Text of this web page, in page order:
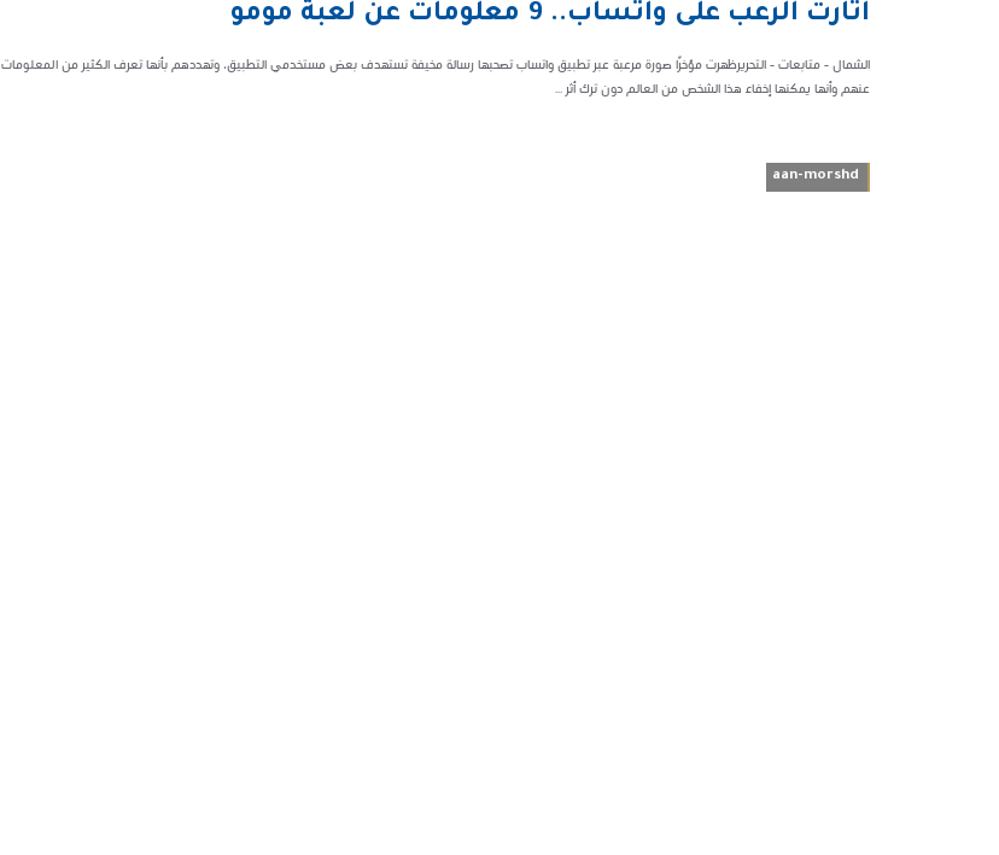
أثارت الرعب على واتساب.. 9 معلومات عن لعبة مومو
الشمال - متابعات - التحريرظهرت مؤخرًا صورة مرعبة عبر تطبيق واتساب تصحبها رسالة مخيفة تستهدف بعض مستخدمي التطبيق، وتهددهم بأنها تعرف الكثير من المعلومات
عنهم وأنها يمكنها إخفاء هذا الشخص من العالم دون ترك أثر ...
aan-morshd